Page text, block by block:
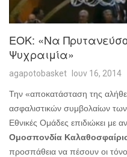
ΕΟΚ: «Να
Ψυχραιμία»
agapotobasket Ιουν 16, 2014
Την «αποκατάσταση της
ασφαλιστικών συμβολαίων
Εθνικές Ομάδες επιδιώκει με
Ομοσπονδία
προσπάθεια να πέσουν οι